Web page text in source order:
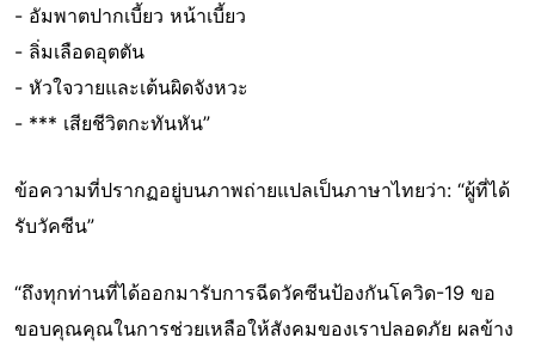
- อัมพาตปากเบี้ยว หน้าเบี้ยว
- ลิ่มเลือดอุตตัน
- หัวใจวายและเต้นผิดจังหวะ
- *** เสียชีวิตกะทันหัน”
ข้อความที่ปรากฏอยู่บนภาพถ่ายแปลเป็นภาษาไทยว่า: “ผู้ที่ได้
รับวัคซีน”
“ถึงทุกท่านที่ได้ออกมารับการฉีดวัคซีนป้องกันโควิด-19 ขอ
ขอบคุณคุณในการช่วยเหลือให้สังคมของเราปลอดภัย ผลข้าง